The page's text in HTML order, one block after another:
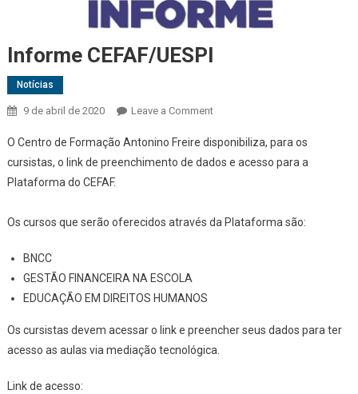
Informe CEFAF/UESPI
Notícias
9 de abril de 2020 Leave a Commenton Informe CEFAF/UESPI
O Centro de Formação Antonino Freire disponibiliza, para os
cursistas, o link de preenchimento de dados e acesso para a
Plataforma do CEFAF.
Os cursos que serão oferecidos através da Plataforma são:
BNCC
GESTÃO FINANCEIRA NA ESCOLA
EDUCAÇÃO EM DIREITOS HUMANOS
Os cursistas devem acessar o link e preencher seus dados para ter
acesso as aulas via mediação tecnológica.
Link de acesso: